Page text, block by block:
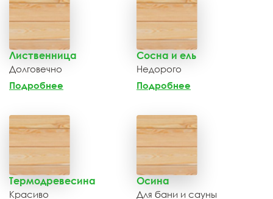
Лиственница
Долговечно
Подробнее
Сосна и ель
Недорого
Подробнее
Термодревесина
Красиво
Осина
Для бани и сауны